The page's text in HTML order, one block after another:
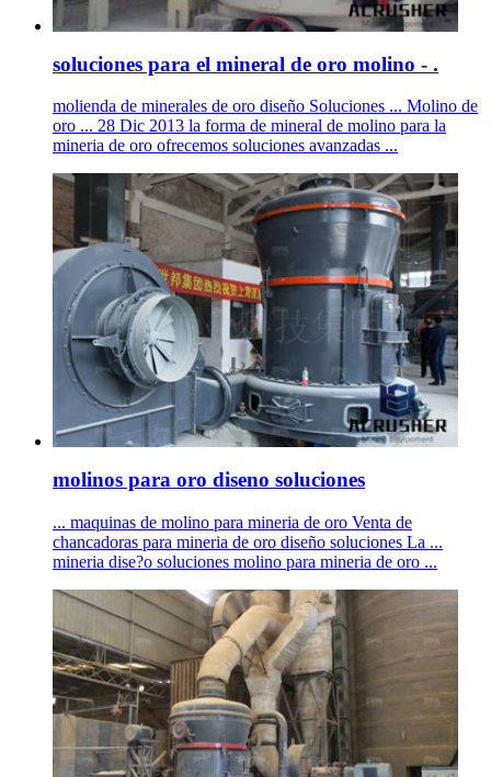
soluciones para el mineral de oro molino - .
molienda de minerales de oro diseño Soluciones ... Molino de
oro ... 28 Dic 2013 la forma de mineral de molino para la
mineria de oro ofrecemos soluciones avanzadas ...
molinos para oro diseno soluciones
... maquinas de molino para mineria de oro Venta de
chancadoras para mineria de oro diseño soluciones La ...
mineria dise?o soluciones molino para mineria de oro ...